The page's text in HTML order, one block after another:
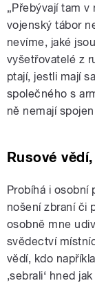
„Přebývají tam
vojenský tábor
nevíme, jaké
vyšetřovatelé z
ptají, jestli mají
společného s
ně nemají
Rusové
Probíhá i osobní
nošení zbraní či
osobně mne
svědectví
vědí, kdo
,sebrali‘ hned